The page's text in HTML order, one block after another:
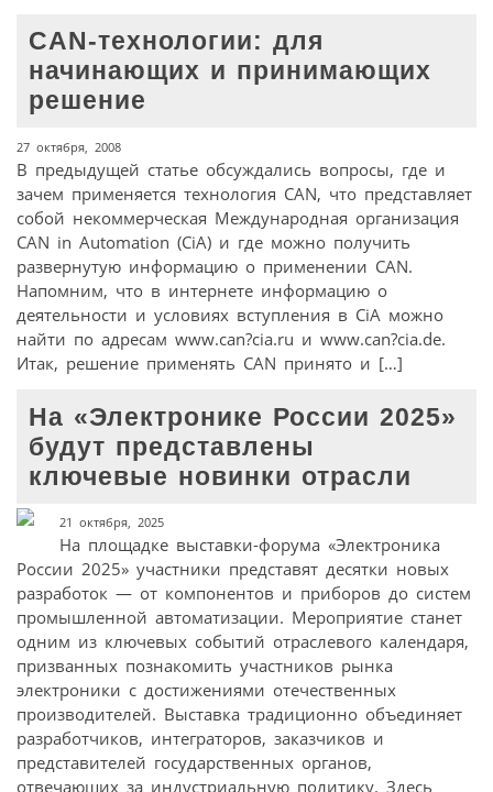
CAN-технологии: для
начинающих и принимающих
решение
27 октября, 2008
В предыдущей статье обсуждались вопросы, где и
зачем применяется технология CAN, что представляет
собой некоммерческая Международная организация
CAN in Automation (CiA) и где можно получить
развернутую информацию о применении CAN.
Напомним, что в интернете информацию о
деятельности и условиях вступления в CiA можно
найти по адресам www.can?cia.ru и www.can?cia.de.
Итак, решение применять CAN принято и […]
На «Электронике России 2025»
будут представлены
ключевые новинки отрасли
21 октября, 2025
На площадке выставки-форума «Электроника
России 2025» участники представят десятки новых
разработок — от компонентов и приборов до систем
промышленной автоматизации. Мероприятие станет
одним из ключевых событий отраслевого календаря,
призванных познакомить участников рынка
электроники с достижениями отечественных
производителей. Выставка традиционно объединяет
разработчиков, интеграторов, заказчиков и
представителей государственных органов,
отвечающих за индустриальную политику. Здесь